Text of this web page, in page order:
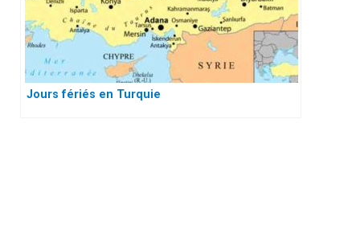
Jours fériés en Turquie